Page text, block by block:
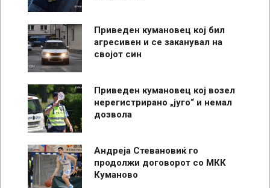
Приведен кумановец кој бил
агресивен и се заканувал на
својот син
Приведен кумановец кој возел
нерегистрирано „југо“ и немал
дозвола
Андреја Стевановиќ го
продолжи договорот со МКК
Куманово